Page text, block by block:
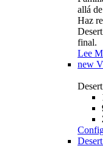
allá
Haz
final.
Lee
new